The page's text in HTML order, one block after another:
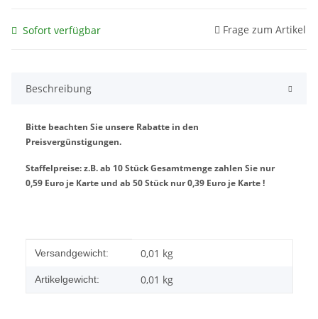
Sofort verfügbar Frage zum Artikel
Beschreibung
Bitte beachten Sie unsere Rabatte in den
Preisvergünstigungen.
Staffelpreise: z.B. ab 10 Stück Gesamtmenge zahlen Sie nur
0,59 Euro je Karte und ab 50 Stück nur 0,39 Euro je Karte !
Produkteigenschaft
Wert
Versandgewicht: 0,01 kg
Artikelgewicht: 0,01 kg